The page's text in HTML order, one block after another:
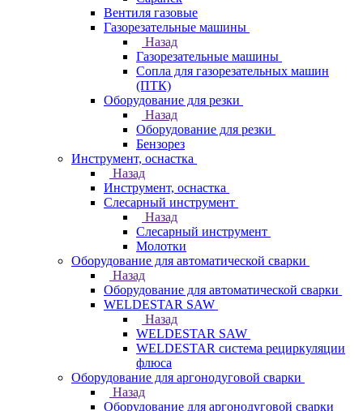
Вентиля газовые
Газорезательные машины
Назад
Газорезательные машины
Сопла для газорезательных машин
(ПТК)
Оборудование для резки
Назад
Оборудование для резки
Бензорез
Инструмент, оснастка
Назад
Инструмент, оснастка
Слесарный инструмент
Назад
Слесарный инструмент
Молотки
Оборудование для автоматической сварки
Назад
Оборудование для автоматической сварки
WELDESTAR SAW
Назад
WELDESTAR SAW
WELDESTAR система рециркуляции
флюса
Оборудование для аргонодуговой сварки
Назад
Оборудование для аргонодуговой сварки